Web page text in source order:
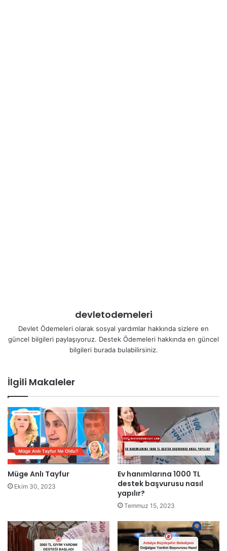
devletodemeleri
Devlet Ödemeleri olarak sosyal yardımlar hakkında sizlere en
güncel bilgileri paylaşıyoruz. Destek Ödemeleri hakkında en güncel
bilgileri burada bulabilirsiniz.
İlgili Makaleler
Müge Anlı Tayfur
Ekim 30, 2023
Ev hanımlarına 1000 TL
destek başvurusu nasıl
yapılır?
Temmuz 15, 2023